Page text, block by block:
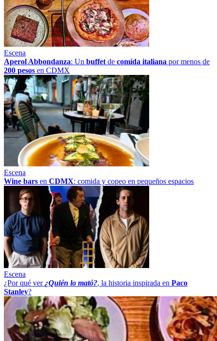
Escena
Aperol Abbondanza: Un buffet de comida italiana por menos de
200 pesos en CDMX
Escena
Wine bars en CDMX: comida y copeo en pequeños espacios
Escena
¿Por qué ver ¿Quién lo mató?, la historia inspirada en Paco
Stanley?